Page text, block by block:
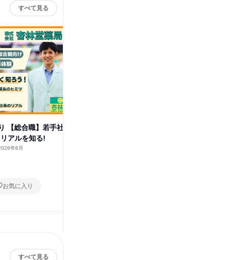
すべて見る
【総合職】若手社
アルを知る!
年8月
お気に入り
すべて見る